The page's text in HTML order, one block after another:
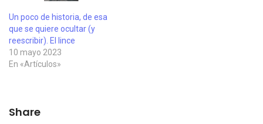
Un poco de historia, de esa
que se quiere ocultar (y
reescribir). El lince
10 mayo 2023
En «Artículos»
Share